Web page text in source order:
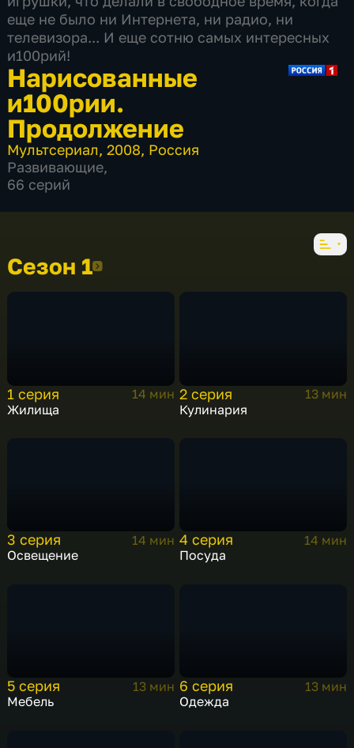
еще не было ни Интернета, ни радио, ни
телевизора... И еще сотню самых интересных
и100рий!
Нарисованные
и100рии.
Продолжение
Мультсериал,2008, Россия
Развивающие,
66 серий
Сезон 1Сезон 1
1 серия
14 мин
Жилища
2 серия
13 мин
Кулинария
3 серия
14 мин
Освещение
4 серия
14 мин
Посуда
5 серия
13 мин
Мебель
6 серия
13 мин
Одежда